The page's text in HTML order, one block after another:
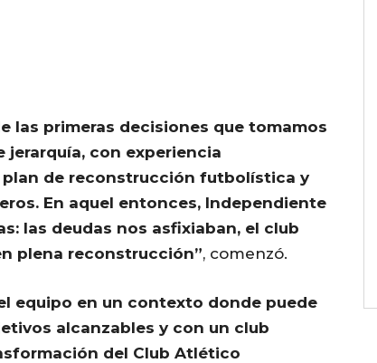
las primeras decisiones que tomamos
jerarquía, con experiencia
de reconstrucción futbolística y
En aquel entonces, Independiente
las deudas nos asfixiaban, el club
plena reconstrucción”, comenzó.
equipo en un contexto donde puede
alcanzables y con un club
del Club Atlético